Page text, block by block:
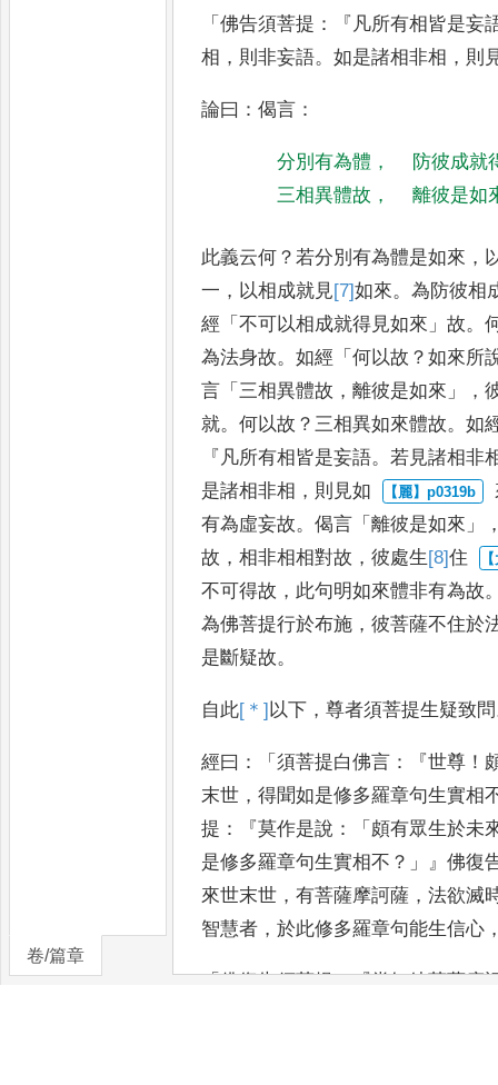
卷/篇章
「佛告須菩提 ：『 凡所有相皆是妄
相 ， 則非妄語。如是諸相非相 ， 則
論曰 ：偈言 ：
分別有為體 ，
防彼成就
三相異體故 ， 離彼是如
此義云何 ？若分別有為體是如來 ，
一 ， 以相成就見[7]如來。為防彼相
經 「不可以相成就得見如來 」故。
為法身故。如經 「何以故 ？如來所
言 「三相異體故 ，離彼是如來 」，
就。何以故 ？三相異如來體故。如
『 凡所有相皆是妄語。若見諸相非
是諸相非相 ， 則見如
有為虛妄故。偈言 「離彼是如來 」
故 ，相非相相對故 ，彼處生[8]住
不可得故 ， 此句明如來體非有為故
為佛菩提行於布施 ，彼菩薩不住於
是斷疑故。
自此[＊]以下 ，尊者須菩提生疑致問
經曰 ：「須菩提白佛言 ：『世尊 ！
末世 ，得聞如是修多羅章句生實相
提 ：『莫作是說 ：「 頗有眾生於未
是修多羅章句生實相不 ？」』佛復
來世末世 ，有菩薩摩訶薩 ，法欲滅
智慧者 ，於此修多羅章句能生信心
「佛復告須菩提：『當知彼菩薩摩